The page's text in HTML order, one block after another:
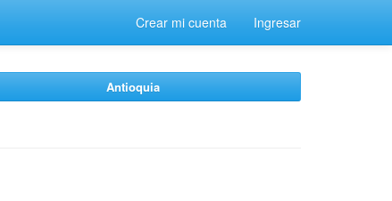
Crear mi cuenta Ingresar
Antioquia